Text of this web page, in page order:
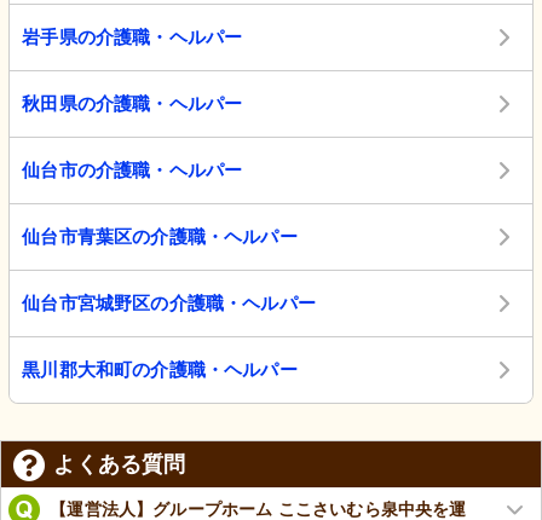
岩手県の介護職・ヘルパー
秋田県の介護職・ヘルパー
仙台市の介護職・ヘルパー
仙台市青葉区の介護職・ヘルパー
仙台市宮城野区の介護職・ヘルパー
黒川郡大和町の介護職・ヘルパー
よくある質問
【運営法人】グループホーム ここさいむら泉中央を運